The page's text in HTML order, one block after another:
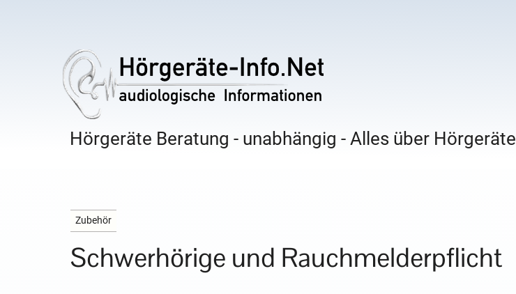
Hörgeräte Beratung - unabhängig - Alles über Hörgeräte
Zubehör
Schwerhörige und Rauchmelderpflicht